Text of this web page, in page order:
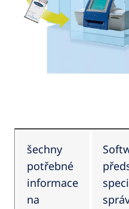
šechny
potřebné
informace
na